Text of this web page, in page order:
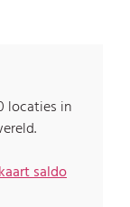
locaties in
.
saldo